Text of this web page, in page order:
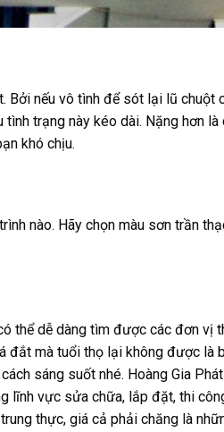
Bởi nếu vô tình để sót lại lũ chuột
trạng này kéo dài. Nặng hơn
khó chịu.
nào. Hãy chọn màu sơn trần
thể dễ dàng tìm được các đơn vị
mà tuổi thọ lại không được là
sáng suốt nhé. Hoàng Gia
lĩnh vực sửa chữa, lắp đặt, thi
thực, giá cả phải chăng là